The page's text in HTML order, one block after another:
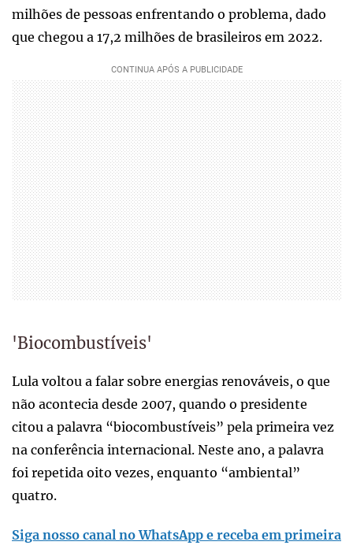
milhões de pessoas enfrentando o problema, dado
que chegou a 17,2 milhões de brasileiros em 2022.
'Biocombustíveis'
Lula voltou a falar sobre energias renováveis, o que
não acontecia desde 2007, quando o presidente
citou a palavra “biocombustíveis” pela primeira vez
na conferência internacional. Neste ano, a palavra
foi repetida oito vezes, enquanto “ambiental”
quatro.
Siga nosso canal no WhatsApp e receba em primeira